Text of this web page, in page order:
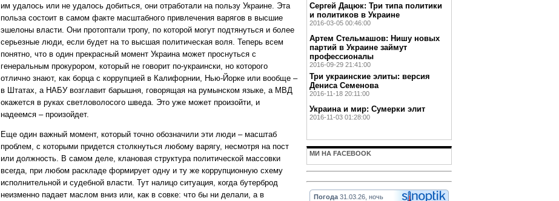
им удалось или не удалось добиться, они отработали на пользу Украине. Эта
польза состоит в самом факте масштабного привлечения варягов в высшие
эшелоны власти. Они протоптали тропу, по которой могут подтянуться и более
серьезные люди, если будет на то высшая политическая воля. Теперь всем
понятно, что в один прекрасный момент Украина может проснуться с
генеральным прокурором, который не говорит по-украински, но которого
отлично знают, как борца с коррупцией в Калифорнии, Нью-Йорке или вообще –
в Штатах, а НАБУ возглавит барышня, говорящая на румынском языке, а МВД
окажется в руках светловолосого шведа. Это уже может произойти, и
надеемся – произойдет.
Еще один важный момент, который точно обозначили эти люди – масштаб
проблем, с которыми придется столкнуться любому варягу, несмотря на пост
или должность. В самом деле, клановая структура политической массовки
всегда, при любом раскладе формирует одну и ту же коррупционную схему
исполнительной и судебной власти. Тут налицо ситуация, когда бутерброд
неизменно падает маслом вниз или, как в совке: что бы ни делали, а в
Сергей Дацюк: Три типа политики
и политиков в Украине
2016-03-05 00:46:00
Артем Стельмашов: Нишу новых
партий в Украине займут
профессионалы
2016-09-29 21:41:00
Три украинские элиты: версия
Дениса Семенова
2016-11-18 20:11:00
Украина и мир: Сумерки элит
2016-11-03 01:28:00
МИ НА FACEBOOK
Погода 31.03.26, ночь